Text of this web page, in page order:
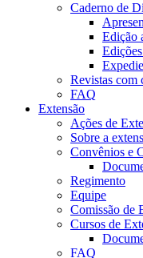
Caderno de
Edição
Revistas com
FAQ
Extensão
Ações de
Sobre a
Convênios e
Regimento
Equipe
Comissão de
Cursos de
FAQ